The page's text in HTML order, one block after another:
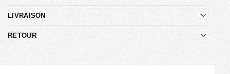
LIVRAISON
RETOUR